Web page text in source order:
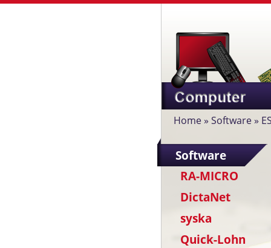
Home» Software»
Software
RA-MICRO
DictaNet
syska
Quick-Lohn